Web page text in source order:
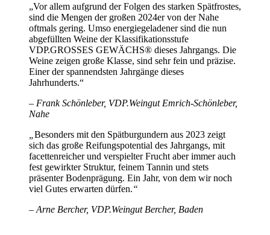
„Vor allem aufgrund der Folgen des starken Spätfrostes,
sind die Mengen der großen 2024er von der Nahe
oftmals gering. Umso energiegeladener sind die nun
abgefüllten Weine der Klassifikationsstufe
VDP.GROSSES GEWÄCHS® dieses Jahrgangs. Die
Weine zeigen große Klasse, sind sehr fein und präzise.
Einer der spannendsten Jahrgänge dieses
Jahrhunderts.“
– Frank Schönleber, VDP.Weingut Emrich-Schönleber,
Nahe
Besonders mit den Spätburgundern aus 2023 zeigt
sich das große Reifungspotential des Jahrgangs, mit
facettenreicher und verspielter Frucht aber immer auch
fest gewirkter Struktur, feinem Tannin und stets
präsenter Bodenprägung. Ein Jahr, von dem wir noch
viel Gutes erwarten dürfen.“
– Arne Bercher, VDP.Weingut Bercher, Baden